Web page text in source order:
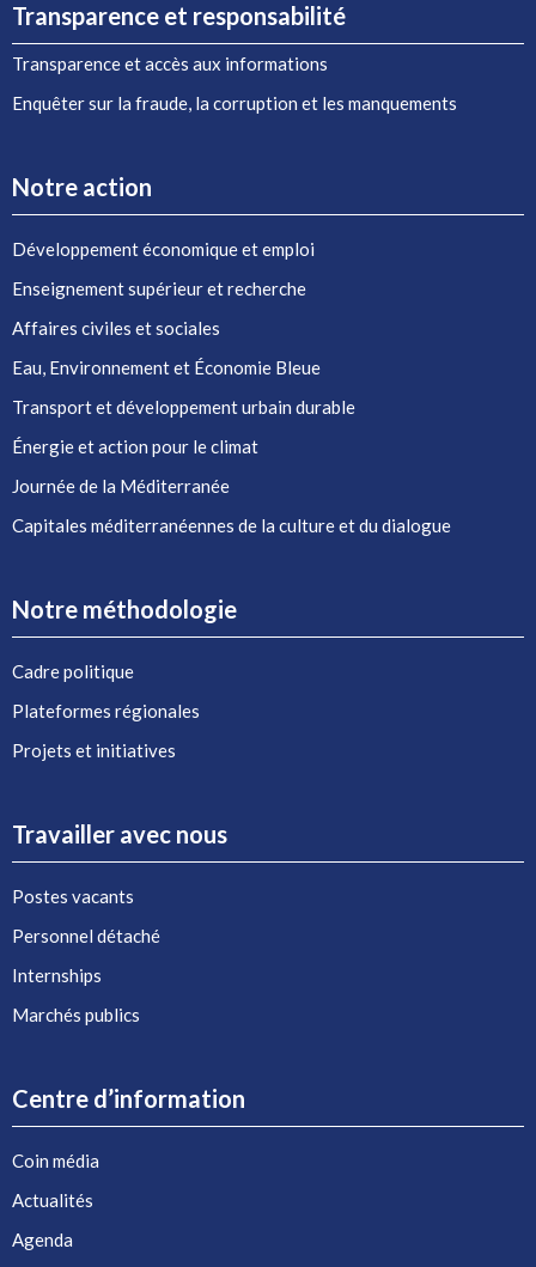
Transparence et responsabilité
Transparence et accès aux informations
Enquêter sur la fraude, la corruption et les manquements
Notre action
Développement économique et emploi
Enseignement supérieur et recherche
Affaires civiles et sociales
Eau, Environnement et Économie Bleue
Transport et développement urbain durable
Énergie et action pour le climat
Journée de la Méditerranée
Capitales méditerranéennes de la culture et du dialogue
Notre méthodologie
Cadre politique
Plateformes régionales
Projets et initiatives
Travailler avec nous
Postes vacants
Personnel détaché
Internships
Marchés publics
Centre d’information
Coin média
Actualités
Agenda